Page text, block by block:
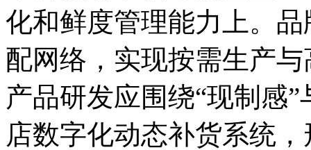
化和鲜度管理能力上。
配网络，实现按需生产
产品研发应围绕“现制感
店数字化动态补货系统